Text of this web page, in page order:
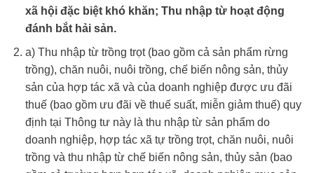
xã hội đặc biệt khó khăn; Thu nhập từ hoạt động
đánh bắt hải sản.
a) Thu nhập từ trồng trọt (bao gồm cả sản phẩm rừng
trồng), chăn nuôi, nuôi trồng, chế biến nông sản, thủy
sản của hợp tác xã và của doanh nghiệp được ưu đãi
thuế (bao gồm ưu đãi về thuế suất, miễn giảm thuế) quy
định tại Thông tư này là thu nhập từ sản phẩm do
doanh nghiệp, hợp tác xã tự trồng trọt, chăn nuôi, nuôi
trồng và thu nhập từ chế biến nông sản, thủy sản (bao